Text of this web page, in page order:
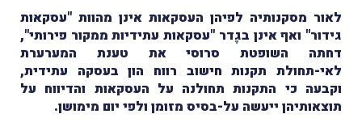
לאור מסקנותיה לפיהן העסקאות אינן מהוות "עסקאות
גידור" ואף אינן בגֶדר "עסקאות עתידיות ממקור פירותי",
דחתה השופטת סרוסי את טענת המערערת
לאי-תחולת תקנות חישוב רווח הון בעסקה עתידית,
וקבעה כי התקנות תחולנה על העסקאות והדיווח על
תוצאותיהן ייעשה על-בסיס מזומן ולפי יום מימושן.